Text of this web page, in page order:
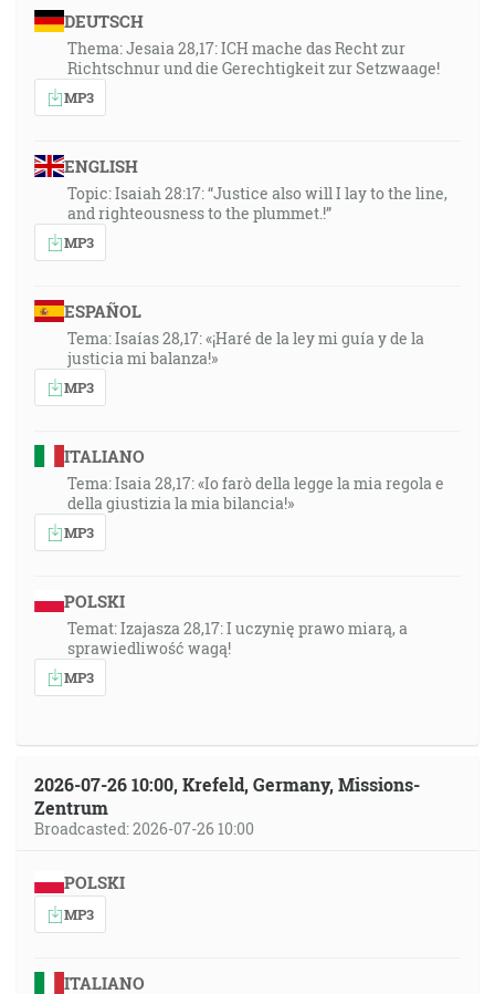
DEUTSCH
Thema: Jesaia 28,17: ICH mache das Recht zur
Richtschnur und die Gerechtigkeit zur Setzwaage!
MP3
ENGLISH
Topic: Isaiah 28:17: “Justice also will I lay to the line,
and righteousness to the plummet.!”
MP3
ESPAÑOL
Tema: Isaías 28,17: «¡Haré de la ley mi guía y de la
justicia mi balanza!»
MP3
ITALIANO
Tema: Isaia 28,17: «Io farò della legge la mia regola e
della giustizia la mia bilancia!»
MP3
POLSKI
Temat: Izajasza 28,17: I uczynię prawo miarą, a
sprawiedliwość wagą!
MP3
2026-07-26 10:00, Krefeld, Germany, Missions-
Zentrum
Broadcasted: 2026-07-26 10:00
POLSKI
MP3
ITALIANO